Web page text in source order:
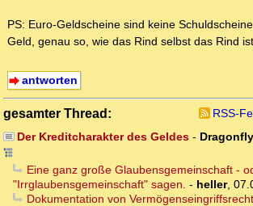
PS: Euro-Geldscheine sind keine
Geld, genau so, wie das Rind selbst das Rind
antworten
gesamter Thread:
RSS-
Der Kreditcharakter des Geldes- Dragonfly
Eine ganz große Glaubensgemeinschaft -
"Irrglaubensgemeinschaft" sagen. - heller,
Dokumentation von